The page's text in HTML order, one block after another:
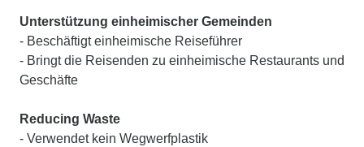
Unterstützung einheimischer Gemeinden
- Beschäftigt einheimische Reiseführer
- Bringt die Reisenden zu einheimische Restaurants und
Geschäfte
Reducing Waste
- Verwendet kein Wegwerfplastik